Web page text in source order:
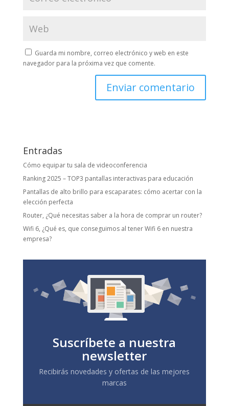
Guarda mi nombre, correo electrónico y web en este
navegador para la próxima vez que comente.
Entradas
Cómo equipar tu sala de videoconferencia
Ranking 2025 – TOP3 pantallas interactivas para educación
Pantallas de alto brillo para escaparates: cómo acertar con la
elección perfecta
Router, ¿Qué necesitas saber a la hora de comprar un router?
Wifi 6, ¿Qué es, que conseguimos al tener Wifi 6 en nuestra
empresa?
Suscríbete a nuestra
newsletter
Recibirás novedades y ofertas de las mejores
marcas